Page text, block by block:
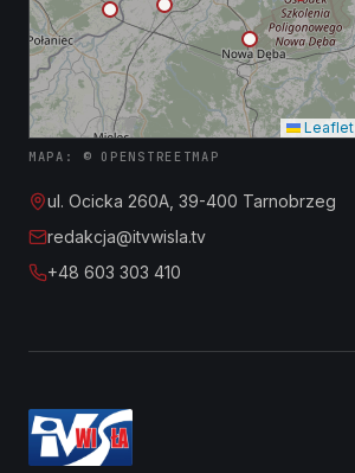
Leaflet
MAPA: © OPENSTREETMAP
ul. Ocicka 260A, 39-400 Tarnobrzeg
redakcja@itvwisla.tv
+48 603 303 410